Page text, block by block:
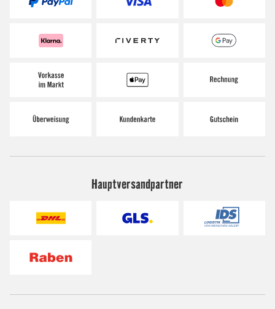
Hauptversandpartner